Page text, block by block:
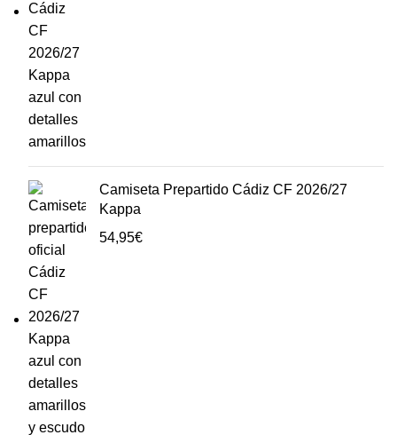
Camiseta Prepartido Cádiz CF 2026/27
Kappa
54,95€